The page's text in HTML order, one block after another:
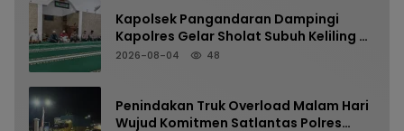
Kapolsek Pangandaran Dampingi
Kapolres Gelar Sholat Subuh Keliling di
Masjid Jami Al-Furqon, Pererat
2026-08-04 48
Penindakan Truk Overload Malam Hari
Wujud Komitmen Satlantas Polres